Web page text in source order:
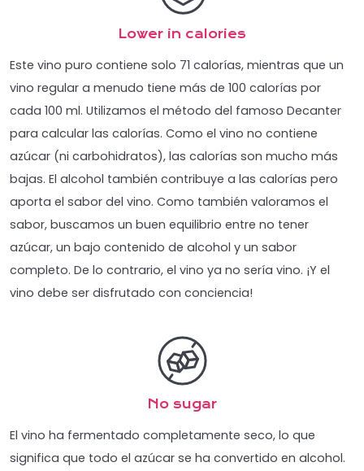
Lower in calories
Este vino puro contiene solo 71 calorías, mientras que un
vino regular a menudo tiene más de 100 calorías por
cada 100 ml. Utilizamos el método del famoso Decanter
para calcular las calorías. Como el vino no contiene
azúcar (ni carbohidratos), las calorías son mucho más
bajas. El alcohol también contribuye a las calorías pero
aporta el sabor del vino. Como también valoramos el
sabor, buscamos un buen equilibrio entre no tener
azúcar, un bajo contenido de alcohol y un sabor
completo. De lo contrario, el vino ya no sería vino. ¡Y el
vino debe ser disfrutado con conciencia!
No sugar
El vino ha fermentado completamente seco, lo que
significa que todo el azúcar se ha convertido en alcohol.